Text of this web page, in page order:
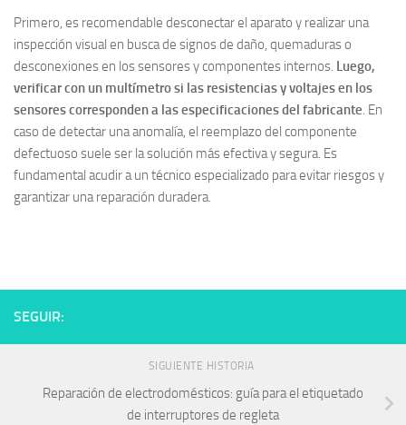
Primero, es recomendable desconectar el aparato y realizar una
inspección visual en busca de signos de daño, quemaduras o
desconexiones en los sensores y componentes internos. Luego,
verificar con un multímetro si las resistencias y voltajes en los
sensores corresponden a las especificaciones del fabricante. En
caso de detectar una anomalía, el reemplazo del componente
defectuoso suele ser la solución más efectiva y segura. Es
fundamental acudir a un técnico especializado para evitar riesgos y
garantizar una reparación duradera.
SEGUIR:
SIGUIENTE HISTORIA
Reparación de electrodomésticos: guía para el etiquetado
de interruptores de regleta